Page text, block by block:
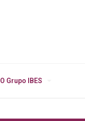
O Grupo IBES